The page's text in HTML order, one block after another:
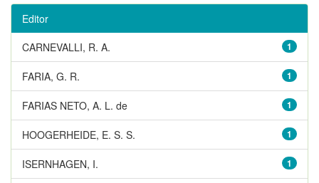
Editor
1
CARNEVALLI, R. A.
1
FARIA, G. R.
1
FARIAS NETO, A. L. de
1
HOOGERHEIDE, E. S. S.
1
ISERNHAGEN, I.